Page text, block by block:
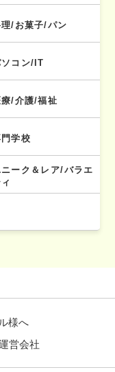
理/お菓子/パン
ソコン/IT
療/介護/福祉
学校
ーク＆レア/バラエ
様へ
営会社